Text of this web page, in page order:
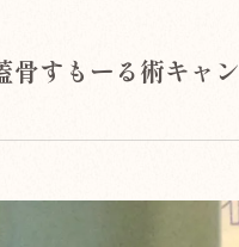
すもーる術キャ